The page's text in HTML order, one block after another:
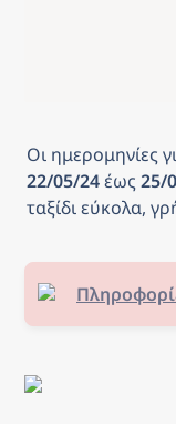
Οι ημερομηνίες
22/05/24 έως 25/
ταξίδι εύκολα,